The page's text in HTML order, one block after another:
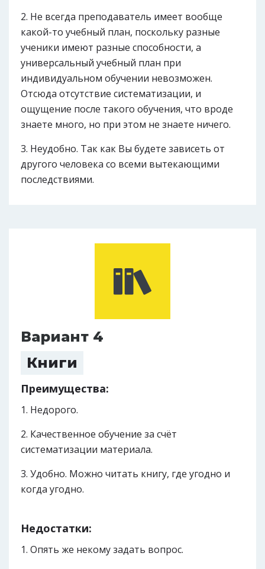
Не всегда преподаватель имеет вообще
какой-то учебный план, поскольку разные
ученики имеют разные способности, а
универсальный учебный план при
индивидуальном обучении невозможен.
Отсюда отсутствие систематизации, и
ощущение после такого обучения, что вроде
знаете много, но при этом не знаете ничего.
Неудобно. Так как Вы будете зависеть от
другого человека со всеми вытекающими
последствиями.
Вариант 4
Книги
Преимущества:
Недорого.
Качественное обучение за счёт
систематизации материала.
Удобно. Можно читать книгу, где угодно и
когда угодно.
Недостатки:
Опять же некому задать вопрос.